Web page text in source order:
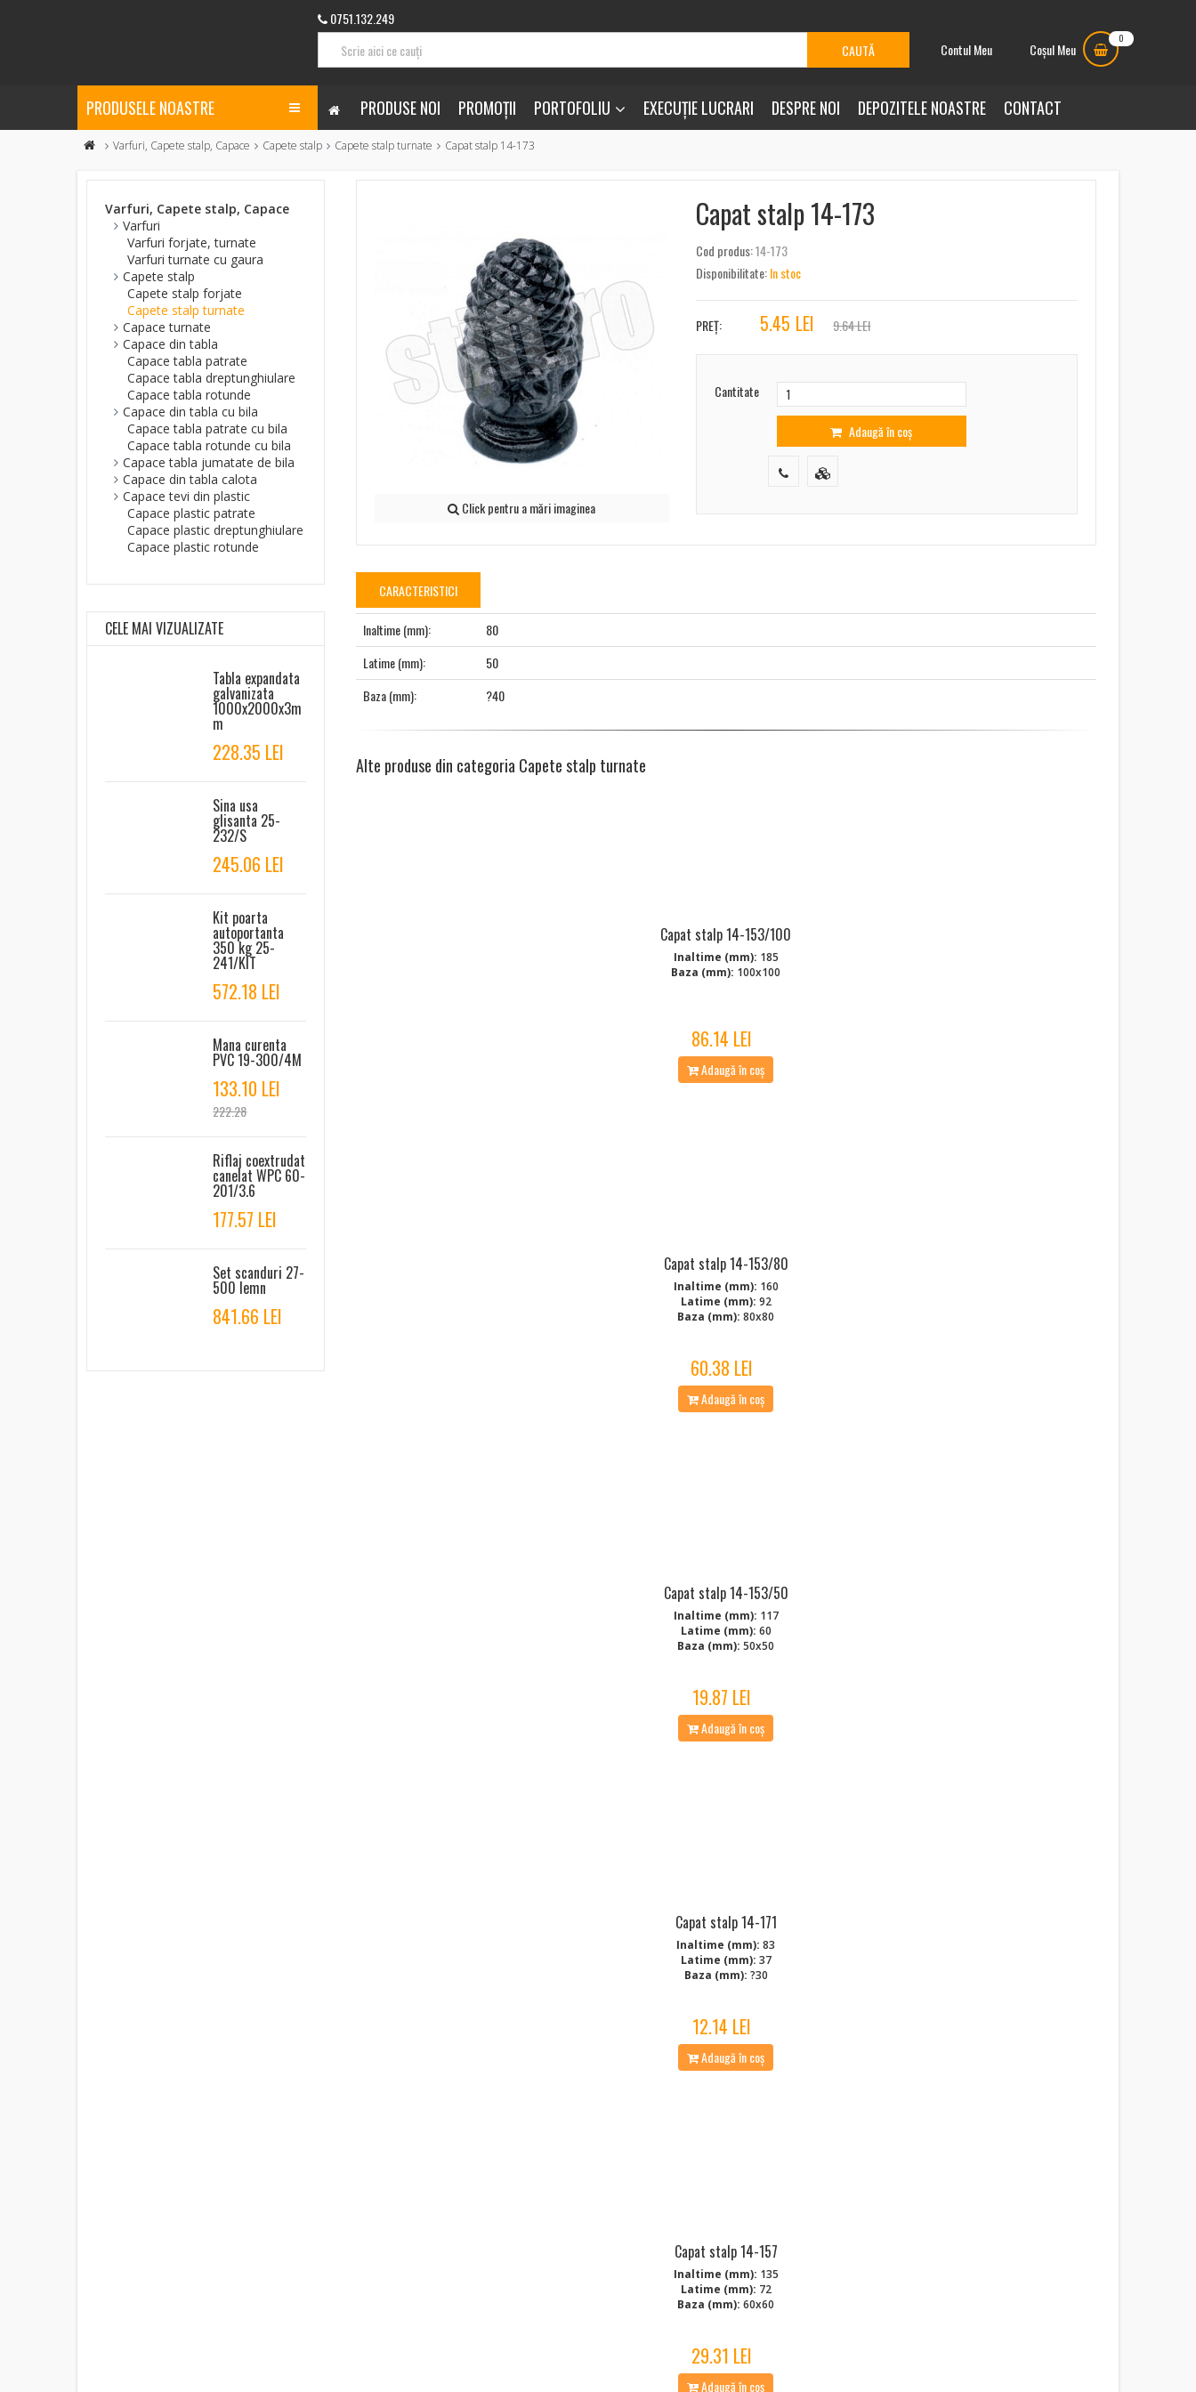
0751.132.249
Contul Meu
Coșul Meu
0
PRODUSELE NOASTRE PRODUSE NOI PROMOȚII PORTOFOLIU EXECUȚIE LUCRARI DESPRE NOI DEPOZITELE NOASTRE CONTACT
Varfuri, Capete stalp, Capace Capete stalp Capete stalp turnate Capat stalp 14-173
Click pentru a mări imaginea
Capat stalp 14-173
Cod produs:14-173
Disponibilitate:In stoc
PREȚ: 5.45 LEI 9.64 LEI
Cantitate
Adaugă în coș
CARACTERISTICI
Inaltime (mm):
80
Latime (mm):
50
Baza (mm):
?40
Alte produse din categoria Capete stalp turnate
Capat stalp 14-153/100
Inaltime (mm): 185
Baza (mm): 100x100
86.14 LEI
Adaugă în coș
Capat stalp 14-153/80
Inaltime (mm): 160
Latime (mm): 92
Baza (mm): 80x80
60.38 LEI
Adaugă în coș
Capat stalp 14-153/50
Inaltime (mm): 117
Latime (mm): 60
Baza (mm): 50x50
19.87 LEI
Adaugă în coș
Capat stalp 14-171
Inaltime (mm): 83
Latime (mm): 37
Baza (mm): ?30
12.14 LEI
Adaugă în coș
Capat stalp 14-157
Inaltime (mm): 135
Latime (mm): 72
Baza (mm): 60x60
29.31 LEI
Adaugă în coș
Varfuri, Capete stalp, Capace
Varfuri
Varfuri forjate, turnate
Varfuri turnate cu gaura
Capete stalp
Capete stalp forjate
Capete stalp turnate
Capace turnate
Capace din tabla
Capace tabla patrate
Capace tabla dreptunghiulare
Capace tabla rotunde
Capace din tabla cu bila
Capace tabla patrate cu bila
Capace tabla rotunde cu bila
Capace tabla jumatate de bila
Capace din tabla calota
Capace tevi din plastic
Capace plastic patrate
Capace plastic dreptunghiulare
Capace plastic rotunde
CELE MAI VIZUALIZATE
Tabla expandata
galvanizata
1000x2000x3m
m
228.35 LEI
Sina usa
glisanta 25-
232/S
245.06 LEI
Kit poarta
autoportanta
350 kg 25-
241/KIT
572.18 LEI
Mana curenta
PVC 19-300/4M
133.10 LEI
222.28
Riflaj coextrudat
canelat WPC 60-
201/3.6
177.57 LEI
Set scanduri 27-
500 lemn
841.66 LEI